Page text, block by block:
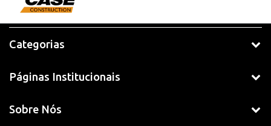
Categorias
Páginas Institucionais
Sobre Nós